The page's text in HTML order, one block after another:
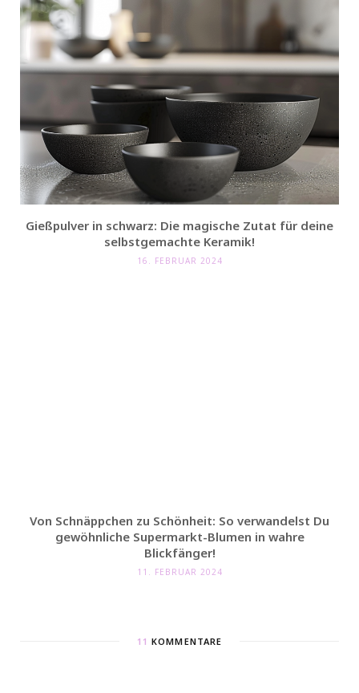
Gießpulver in schwarz: Die magische Zutat für deine
selbstgemachte Keramik!
16. FEBRUAR 2024
Von Schnäppchen zu Schönheit: So verwandelst Du
gewöhnliche Supermarkt-Blumen in wahre
Blickfänger!
11. FEBRUAR 2024
11 KOMMENTARE